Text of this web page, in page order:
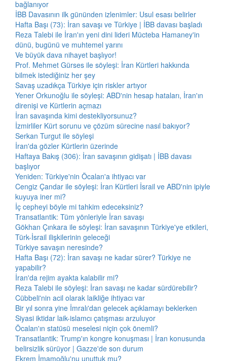
bağlanıyor
İBB Davasının ilk gününden izlenimler: Usul esası belirler
Hafta Başı (73): İran savaşı ve Türkiye | İBB davası başladı
Reza Talebi ile İran'ın yeni dini lideri Mücteba Hamaney'in
dünü, bugünü ve muhtemel yarını
Ve büyük dava nihayet başlıyor!
Prof. Mehmet Gürses ile söyleşi: İran Kürtleri hakkında
bilmek istediğiniz her şey
Savaş uzadıkça Türkiye için riskler artıyor
Yener Orkunoğlu ile söyleşi: ABD'nin hesap hataları, İran'ın
direnişi ve Kürtlerin açmazı
İran savaşında kimi destekliyorsunuz?
İzmirliler Kürt sorunu ve çözüm sürecine nasıl bakıyor?
Serkan Turgut ile söyleşi
İran'da gözler Kürtlerin üzerinde
Haftaya Bakış (306): İran savaşının gidişatı | İBB davası
başlıyor
Yeniden: Türkiye'nin Öcalan'a ihtiyacı var
Cengiz Çandar ile söyleşi: İran Kürtleri İsrail ve ABD'nin ipiyle
kuyuya iner mi?
İç cepheyi böyle mi tahkim edeceksiniz?
Transatlantik: Tüm yönleriyle İran savaşı
Gökhan Çınkara ile söyleşi: İran savaşının Türkiye'ye etkileri,
Türk-İsrail ilişkilerinin geleceği
Türkiye savaşın neresinde?
Hafta Başı (72): İran savaşı ne kadar sürer? Türkiye ne
yapabilir?
İran'da rejim ayakta kalabilir mi?
Reza Talebi ile söyleşi: İran savaşı ne kadar sürdürebilir?
Cübbeli'nin acil olarak laikliğe ihtiyacı var
Bir yıl sonra yine İmralı'dan gelecek açıklamayı beklerken
Siyasi iktidar laik-islamcı çatışması arzuluyor
Öcalan'ın statüsü meselesi niçin çok önemli?
Transatlantik: Trump'ın kongre konuşması | İran konusunda
belirsizlik sürüyor | Gazze'de son durum
Ekrem İmamoğlu'nu unuttuk mu?